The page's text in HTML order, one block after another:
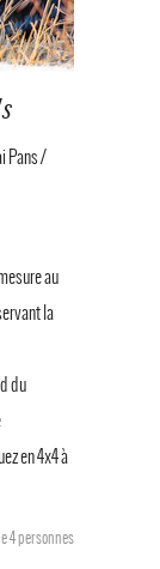
Pans /
au
la
du
en 4x4 à
4 personnes